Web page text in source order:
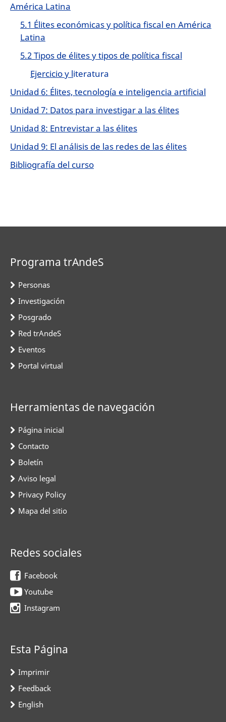
América Latina
5.1 Élites económicas y política fiscal en América
Latina
5.2 Tipos de élites y tipos de política fiscal
Ejercicio y literatura
Unidad 6: Élites, tecnología e inteligencia artificial
Unidad 7: Datos para investigar a las élites
Unidad 8: Entrevistar a las élites
Unidad 9: El análisis de las redes de las élites
Bibliografía del curso
Programa trAndeS
Personas
Investigación
Posgrado
Red trAndeS
Eventos
Portal virtual
Herramientas de navegación
Página inicial
Contacto
Boletín
Aviso legal
Privacy Policy
Mapa del sitio
Redes sociales
Facebook
Youtube
Instagram
Esta Página
Imprimir
Feedback
English